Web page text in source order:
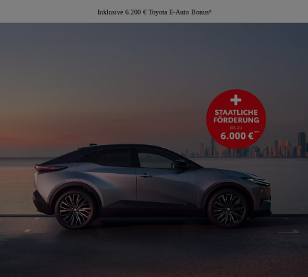
Inklusive 6.200 € Toyota E-Auto Bonus⁹